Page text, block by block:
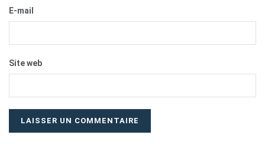
E-mail
Site web